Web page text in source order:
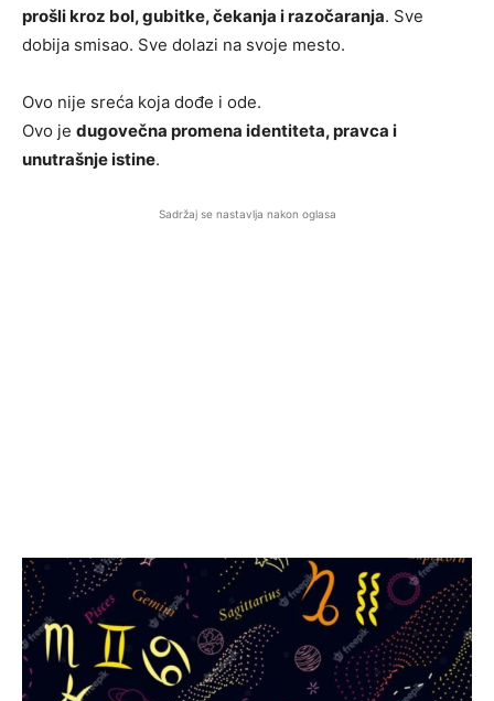
prošli kroz bol, gubitke, čekanja i razočaranja. Sve
dobija smisao. Sve dolazi na svoje mesto.
Ovo nije sreća koja dođe i ode.
Ovo je dugovečna promena identiteta, pravca i
unutrašnje istine.
Sadržaj se nastavlja nakon oglasa